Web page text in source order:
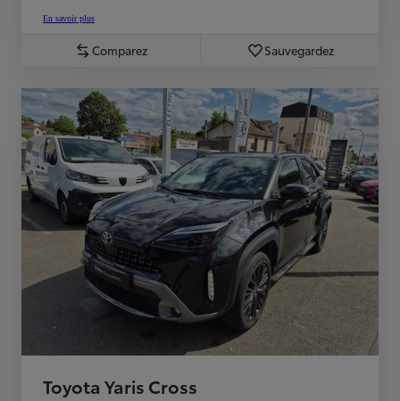
En savoir plus
Comparez Sauvegardez
Toyota Yaris Cross